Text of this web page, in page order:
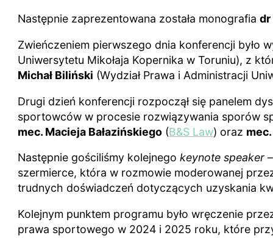
Następnie zaprezentowana została monografiadr
Zwieńczeniem pierwszego dnia konferencji było
Uniwersytetu Mikołaja Kopernika w Toruniu), z
Michał Biliński (Wydział Prawa i Administracji
Drugi dzień konferencji rozpoczął się panelem
sportowców w procesie rozwiązywania sporów
mec. Macieja Bałazińskiego (B&S Law) oraz
Następnie gościliśmy kolejnegokeynote speaker
szermierce, która w rozmowie moderowanej
trudnych doświadczeń dotyczących uzyskania
Kolejnym punktem programu było wręczenie
prawa sportowego w 2024 i 2025 roku, które